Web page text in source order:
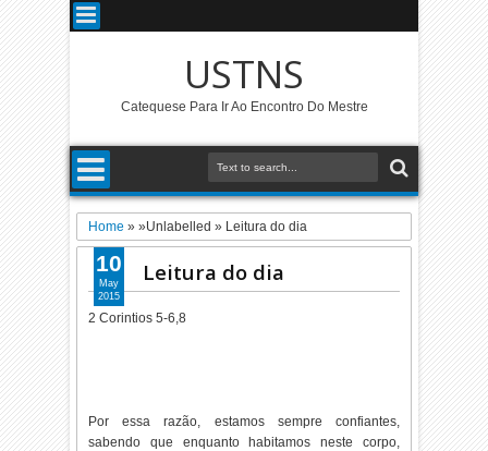
USTNS
Catequese Para Ir Ao Encontro Do Mestre
Home » »Unlabelled » Leitura do dia
Leitura do dia
2 Corintios 5-6,8
Por essa razão, estamos sempre confiantes,
sabendo que enquanto habitamos neste corpo,
10
May
2015